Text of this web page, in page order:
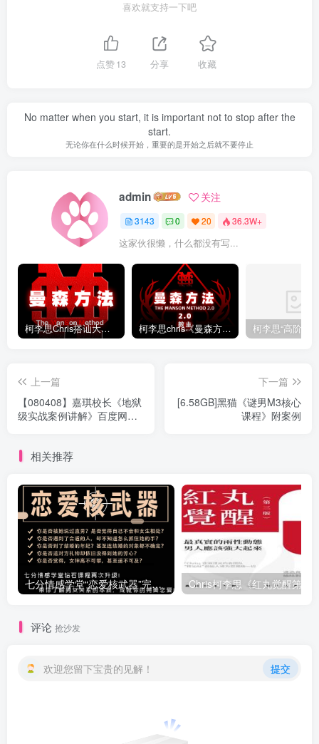
喜欢就支持一下吧
点赞13 分享 收藏
No matter when you start, it is important not to stop after the
start.
无论你在什么时候开始，重要的是开始之后就不要停止
admin 关注
3143 0 20 36.3W+
这家伙很懒，什么都没有写...
柯李思Chris搭讪大师“曼森方法”完整版下载 柯李思chris《曼森方法2.0课程》百度云免费下载
上一篇
【080408】嘉琪校长《地狱
级实战案例讲解》百度网盘
下一篇
[6.58GB]黑猫《谜男M3核心
课程》附案例
相关推荐
七分情感学堂“恋爱核武器”完整教程
评论 抢沙发
欢迎您留下宝贵的见解！ 提交